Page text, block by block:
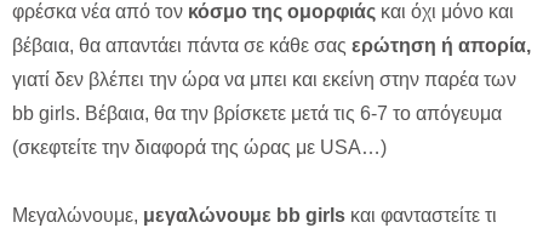
φρέσκα νέα από τον κόσμο της ομορφιάς και όχι μόνο και
βέβαια, θα απαντάει πάντα σε κάθε σας ερώτηση ή απορία,
γιατί δεν βλέπει την ώρα να μπει και εκείνη στην παρέα των
bb girls. Βέβαια, θα την βρίσκετε μετά τις 6-7 το απόγευμα
(σκεφτείτε την διαφορά της ώρας με USA…)
Μεγαλώνουμε, μεγαλώνουμε bb girls και φανταστείτε τι